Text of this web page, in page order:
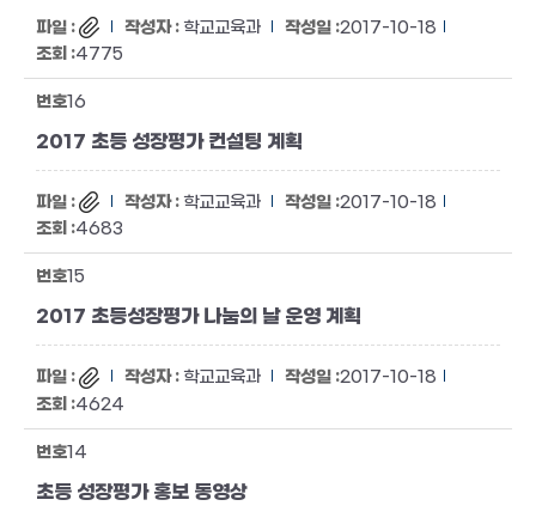
학교교육과
2017-10-18
4775
16
2017 초등 성장평가 컨설팅 계획
학교교육과
2017-10-18
4683
15
2017 초등성장평가 나눔의 날 운영 계획
학교교육과
2017-10-18
4624
14
초등 성장평가 홍보 동영상